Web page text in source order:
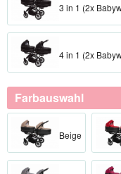
3 in 1 (2x
4 in 1 (2x
Farbauswahl
Beige